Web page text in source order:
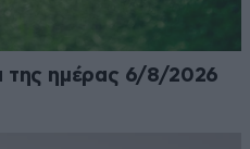
της ημέρας 6/8/2026